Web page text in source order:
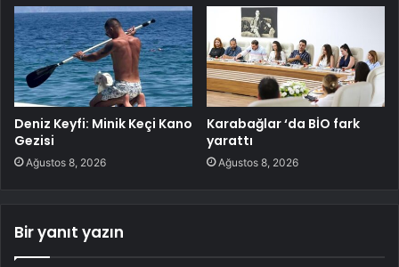
Deniz Keyfi: Minik Keçi Kano
Gezisi
Ağustos 8, 2026
Karabağlar ‘da BİO fark
yarattı
Ağustos 8, 2026
Bir yanıt yazın